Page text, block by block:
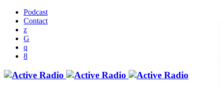
Podcast
Contact